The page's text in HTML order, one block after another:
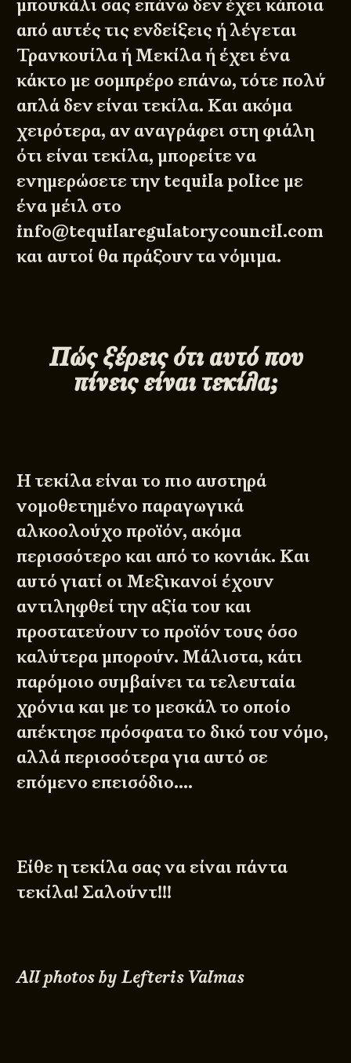
μπουκάλι σας επάνω δεν έχει κάποια
από αυτές τις ενδείξεις ή λέγεται
Τρανκουίλα ή Μεκίλα ή έχει ένα
κάκτο με σομπρέρο επάνω, τότε πολύ
απλά δεν είναι τεκίλα. Και ακόμα
χειρότερα, αν αναγράφει στη φιάλη
ότι είναι τεκίλα, μπορείτε να
ενημερώσετε την tequila police με
ένα μέιλ στο
info@tequilaregulatorycouncil.com
και αυτοί θα πράξουν τα νόμιμα.
Πώς ξέρεις ότι αυτό που
πίνεις είναι τεκίλα;
Η τεκίλα είναι το πιο αυστηρά
νομοθετημένο παραγωγικά
αλκοολούχο προϊόν, ακόμα
περισσότερο και από το κονιάκ. Και
αυτό γιατί οι Μεξικανοί έχουν
αντιληφθεί την αξία του και
προστατεύουν το προϊόν τους όσο
καλύτερα μπορούν. Μάλιστα, κάτι
παρόμοιο συμβαίνει τα τελευταία
χρόνια και με το μεσκάλ το οποίο
απέκτησε πρόσφατα το δικό του νόμο,
αλλά περισσότερα για αυτό σε
επόμενο επεισόδιο….
Είθε η τεκίλα σας να είναι πάντα
τεκίλα! Σαλούντ!!!
All photos by Lefteris Valmas